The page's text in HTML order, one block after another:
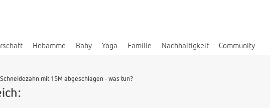
Hebamme Baby Yoga Familie Nachhaltigkeit Community
mit 15M abgeschlagen - was tun?